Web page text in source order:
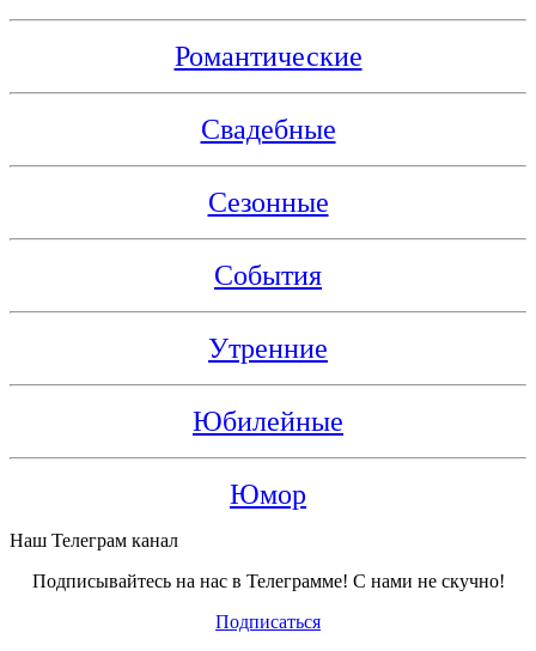
Романтические
Свадебные
Сезонные
События
Утренние
Юбилейные
Юмор
Наш Телеграм канал
Подписывайтесь на нас в Телеграмме! С нами не скучно!
Подписаться